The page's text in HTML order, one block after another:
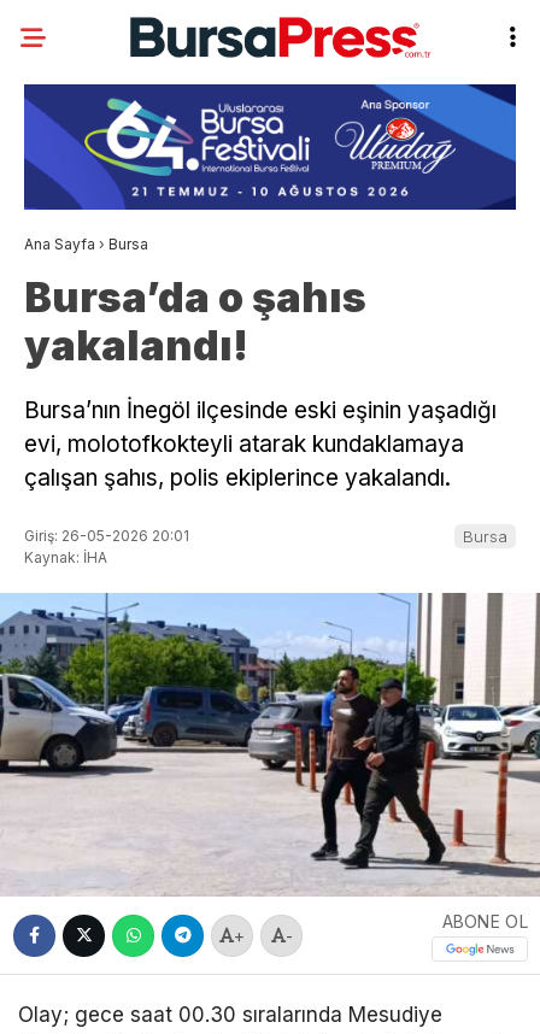
Ana Sayfa › Bursa
Bursa’da o şahıs
yakalandı!
Bursa’nın İnegöl ilçesinde eski eşinin yaşadığı
evi, molotofkokteyli atarak kundaklamaya
çalışan şahıs, polis ekiplerince yakalandı.
Giriş: 26-05-2026 20:01
Kaynak: İHA
Bursa
+ -
ABONE OL
Olay; gece saat 00.30 sıralarında Mesudiye